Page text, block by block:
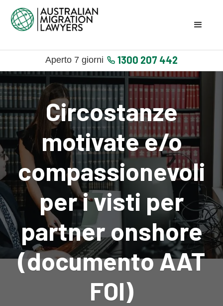
Aperto 7 giorni 1300 207 442
Circostanze
motivate e/o
compassionevoli
per i visti per
partner onshore
(documento AAT
FOI)